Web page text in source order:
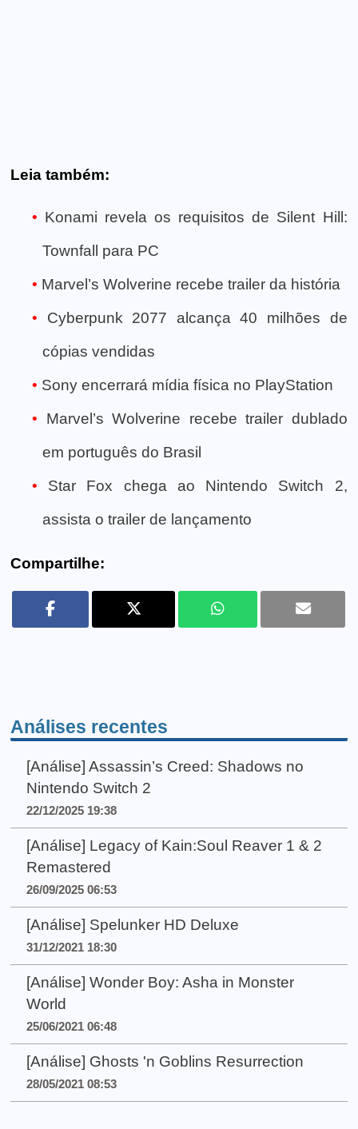
Leia também:
Konami revela os requisitos de Silent Hill:
Townfall para PC
Marvel’s Wolverine recebe trailer da história
Cyberpunk 2077 alcança 40 milhões de
cópias vendidas
Sony encerrará mídia física no PlayStation
Marvel’s Wolverine recebe trailer dublado
em português do Brasil
Star Fox chega ao Nintendo Switch 2,
assista o trailer de lançamento
Compartilhe:
Análises recentes
[Análise] Assassin’s Creed: Shadows no
Nintendo Switch 2
22/12/2025 19:38
[Análise] Legacy of Kain:Soul Reaver 1 & 2
Remastered
26/09/2025 06:53
[Análise] Spelunker HD Deluxe
31/12/2021 18:30
[Análise] Wonder Boy: Asha in Monster
World
25/06/2021 06:48
[Análise] Ghosts 'n Goblins Resurrection
28/05/2021 08:53